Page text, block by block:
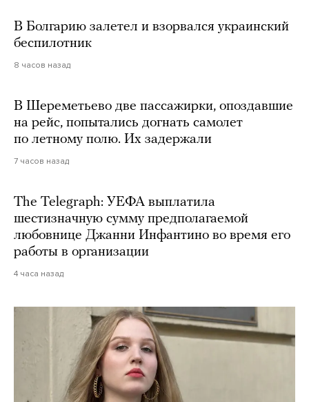
В Болгарию залетел и взорвался украинский
беспилотник
8 часов назад
В Шереметьево две пассажирки, опоздавшие
на рейс, попытались догнать самолет
по летному полю. Их задержали
7 часов назад
The Telegraph: УЕФА выплатила
шестизначную сумму предполагаемой
любовнице Джанни Инфантино во время его
работы в организации
4 часа назад